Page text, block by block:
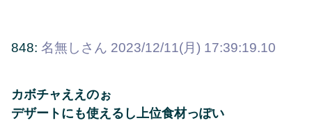
848: 名無しさん 2023/12/11(月) 17:39:19.10
カボチャええのぉ
デザートにも使えるし上位食材っぽい